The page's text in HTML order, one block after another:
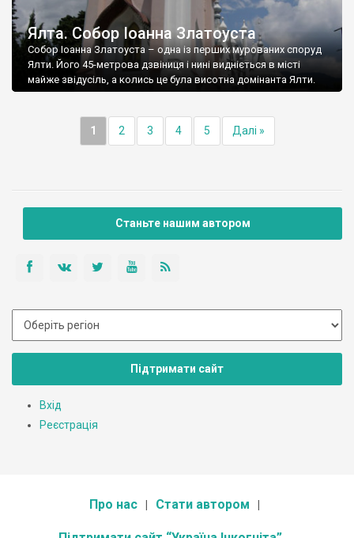
Ялта. Собор Іоанна Златоуста
Собор Іоанна Златоуста – одна із перших мурованих споруд
Ялти. Його 45-метрова дзвіниця і нині видніється в місті
майже звідусіль, а колись це була висотна домінанта Ялти.
1 2 3 4 5 Далі »
Станьте нашим автором
Підтримати сайт
Вхід
Реєстрація
Про нас Стати автором